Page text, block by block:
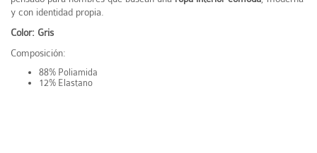
y con identidad propia.
Color: Gris
Composición:
88% Poliamida
12% Elastano